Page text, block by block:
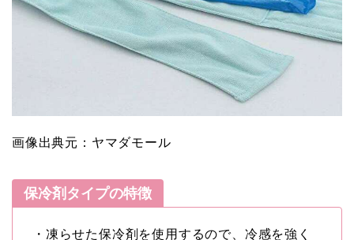
画像出典元：ヤマダモール
保冷剤タイプの特徴
・凍らせた保冷剤を使用するので、冷感を強く